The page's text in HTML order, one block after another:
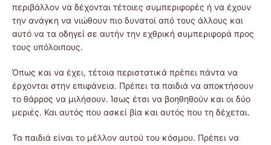
περιβάλλον να δέχονται τέτοιες συμπεριφορές ή να έχουν
την ανάγκη να νιώθουν πιο δυνατοί από τους άλλους και
αυτό να τα οδηγεί σε αυτήν την εχθρική συμπεριφορά προς
τους υπόλοιπους.
Όπως και να έχει, τέτοια περιστατικά πρέπει πάντα να
έρχονται στην επιφάνεια. Πρέπει τα παιδιά να αποκτήσουν
το θάρρος να μιλήσουν. Ίσως έτσι να βοηθηθούν και οι δύο
μεριές. Και αυτός που ασκεί βία και αυτός που τη δέχεται.
Τα παιδιά είναι το μέλλον αυτού του κόσμου. Πρέπει να